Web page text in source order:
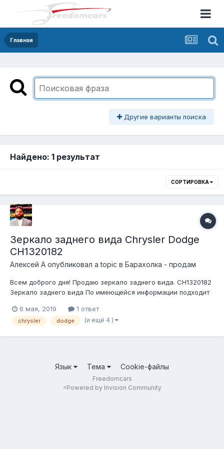
Главная
Другие варианты поиска
Найдено: 1 результат
СОРТИРОВКА
Зеркало заднего вида Chrysler Dodge
CH1320182
Алексей А опубликовал a topic в Барахолка - продам
Всем доброго дня! Продаю зеркало заднего вида. CH1320182
Зеркало заднего вида По имеющейся информации подходит
4574607AG, 4574607AE Chrysler 300M Chrysler Concorde
Chrysler LHS Dodge Intre...
6 мая, 2019 1 ответ
chrysler dodge (и ещё 4 )
Язык Тема Cookie-файлы
Freedomcars
=Powered by Invision Community